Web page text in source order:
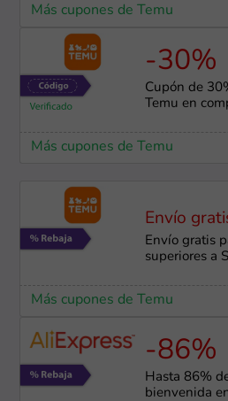
Más cupones de Temu
-30%
Cupón de
Temu en
Más cupones de Temu
Envío
Envío gratis
superiores a
Más cupones de Temu
-86%
Hasta 86%
bienvenida